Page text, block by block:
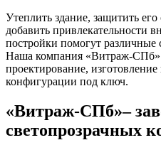
Утеплить здание, защитить
добавить привлекательности
постройки помогут различные
Наша компания «Витраж-СПб»
проектирование,
конфигурации под ключ.
«Витраж-СПб»–
светопрозрачных